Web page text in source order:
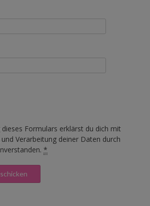
Formulars erklärst du dich mit
Verarbeitung deiner Daten durch
*